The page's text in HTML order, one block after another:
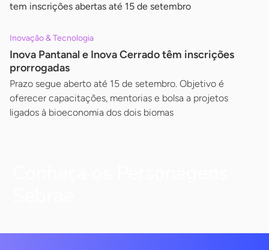
tem inscrições abertas até 15 de setembro
Inovação & Tecnologia
Inova Pantanal e Inova Cerrado têm inscrições
prorrogadas
Prazo segue aberto até 15 de setembro. Objetivo é
oferecer capacitações, mentorias e bolsa a projetos
ligados à bioeconomia dos dois biomas